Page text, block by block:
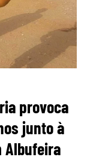
provoca
junto à
Albufeira